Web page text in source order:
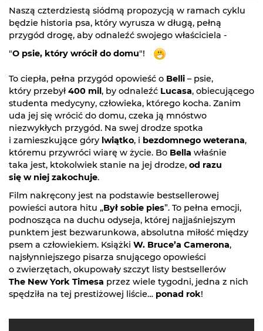
Naszą czterdziestą siódmą propozycją w ramach cyklu
będzie historia psa, który wyrusza w długą, pełną
przygód drogę, aby odnaleźć swojego właściciela -
"O psie, który wrócił do domu"!
To ciepła, pełna przygód opowieść o Belli – psie,
który przebył400 mil, by odnaleźć Lucasa, obiecującego
studenta medycyny, człowieka, którego kocha. Zanim
uda jej się wrócić do domu, czeka ją mnóstwo
niezwykłych przygód. Na swej drodze spotka
i zamieszkujące góry lwiątko, i bezdomnego weterana,
któremu przywróci wiarę w życie. Bo Bella właśnie
taka jest, ktokolwiek stanie na jej drodze, od razu
się w niej zakochuje.
Film nakręcony jest na podstawie bestsellerowej
powieści autora hitu „Był sobie pies”. To pełna emocji,
podnosząca na duchu odyseja, której najjaśniejszym
punktem jest bezwarunkowa, absolutna miłość między
psem a człowiekiem. Książki W. Bruce’a Camerona,
najsłynniejszego pisarza snującego opowieści
o zwierzętach, okupowały szczyt listy bestsellerów
The New York Timesa przez wiele tygodni, jedna z nich
spędziła na tej prestiżowej liście… ponad rok!